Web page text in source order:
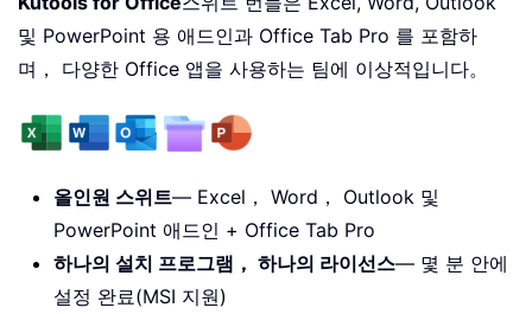
및 PowerPoint 용 애드인과 Office Tab Pro 를 포함하
며， 다양한 Office 앱을 사용하는 팀에 이상적입니다。
올인원 스위트— Excel， Word， Outlook 및
PowerPoint 애드인 + Office Tab Pro
하나의 설치 프로그램， 하나의 라이선스— 몇 분 안에
설정 완료(MSI 지원)